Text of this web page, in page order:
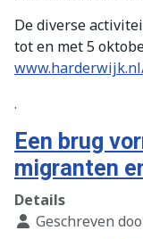
De diverse
tot en met 5
.
Een brug
migranten
Details
Geschreven